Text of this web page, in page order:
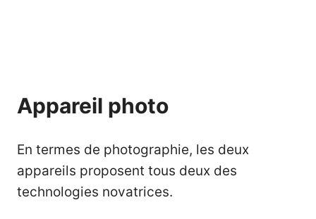
Appareil photo
En termes de photographie, les deux
appareils proposent tous deux des
technologies novatrices.